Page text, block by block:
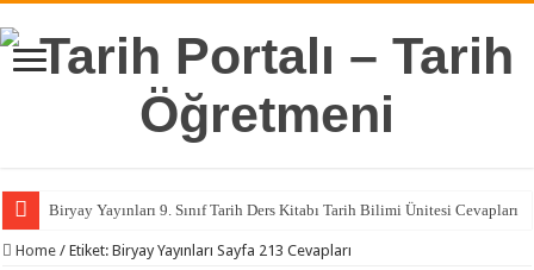
Biryay Yayınları 9. Sınıf Tarih Ders Kitabı Tarih Bilimi Ünitesi Cevapları
Home / Etiket:Biryay Yayınları Sayfa 213 Cevapları